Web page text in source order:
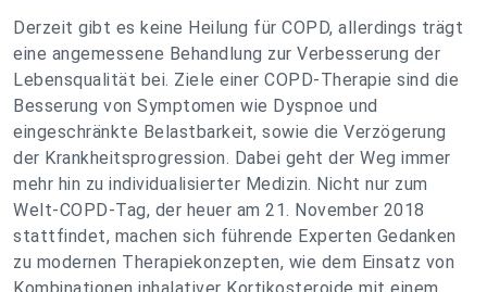
Derzeit gibt es keine Heilung für COPD, allerdings trägt
eine angemessene Behandlung zur Verbesserung der
Lebensqualität bei. Ziele einer COPD-Therapie sind die
Besserung von Symptomen wie Dyspnoe und
eingeschränkte Belastbarkeit, sowie die Verzögerung
der Krankheitsprogression. Dabei geht der Weg immer
mehr hin zu individualisierter Medizin. Nicht nur zum
Welt-COPD-Tag, der heuer am 21. November 2018
stattfindet, machen sich führende Experten Gedanken
zu modernen Therapiekonzepten, wie dem Einsatz von